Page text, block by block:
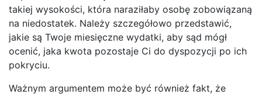
takiej wysokości, która naraziłaby osobę zobowiązaną
na niedostatek. Należy szczegółowo przedstawić,
jakie są Twoje miesięczne wydatki, aby sąd mógł
ocenić, jaka kwota pozostaje Ci do dyspozycji po ich
pokryciu.
Ważnym argumentem może być również fakt, że